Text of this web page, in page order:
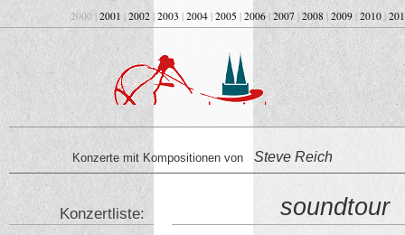
2000 | 2001 | 2002 | 2003 | 2004 | 2005 | 2006| 2007 | 2008 | 2009 | 2010|
Konzerte mit Kompositionen von Steve Reich
soundtour
Konzertliste: